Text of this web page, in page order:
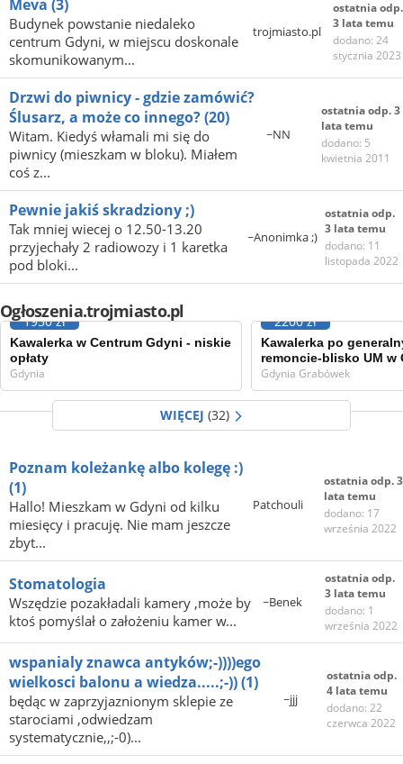
Meva (3)
Budynek powstanie niedaleko
centrum Gdyni, w miejscu doskonale
skomunikowanym...
trojmiasto.pl
ostatnia odp.
3 lata temu
dodano: 24
stycznia 2023
Drzwi do piwnicy - gdzie zamówić?
Ślusarz, a może co innego?(20)
Witam. Kiedyś włamali mi się do
piwnicy (mieszkam w bloku). Miałem
coś z...
~NN
ostatnia odp. 3
lata temu
dodano: 5
kwietnia 2011
Pewnie jakiś skradziony ;)
Tak mniej wiecej o 12.50-13.20
przyjechały 2 radiowozy i 1 karetka
pod bloki...
~Anonimka ;)
ostatnia odp.
3 lata temu
dodano: 11
listopada 2022
Ogłoszenia.trojmiasto.pl
Kawalerka w Centrum Gdyni - niskie
opłaty
1950 zł
Gdynia
Kawalerka po
remoncie-blisko UM w
2200 zł
Gdynia Grabówek
WIĘCEJ (32)
Poznam koleżankę albo kolegę :)
(1)
Hallo! Mieszkam w Gdyni od kilku
miesięcy i pracuję. Nie mam jeszcze
zbyt...
Patchouli
ostatnia odp. 3
lata temu
dodano: 17
września 2022
Stomatologia
Wszędzie pozakładali kamery ,może by
ktoś pomyślał o założeniu kamer w...
~Benek
ostatnia odp.
3 lata temu
dodano: 1
września 2022
wspanialy znawca antyków;-))))ego
wielkosci balonu a wiedza.....;-))(1)
będąc w zaprzyjaznionym sklepie ze
starociami ,odwiedzam
systematycznie,,;-0)...
~jjj
ostatnia odp.
4 lata temu
dodano: 22
czerwca 2022